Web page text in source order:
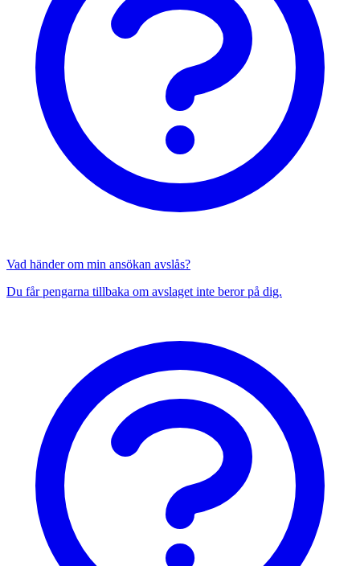
Vad händer om min ansökan avslås?
Du får pengarna tillbaka om avslaget inte beror på dig.